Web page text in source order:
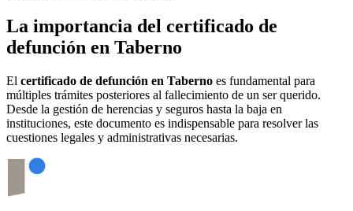
La importancia del certificado de
defunción en Taberno
El certificado de defunción en Taberno es fundamental para
múltiples trámites posteriores al fallecimiento de un ser querido.
Desde la gestión de herencias y seguros hasta la baja en
instituciones, este documento es indispensable para resolver las
cuestiones legales y administrativas necesarias.